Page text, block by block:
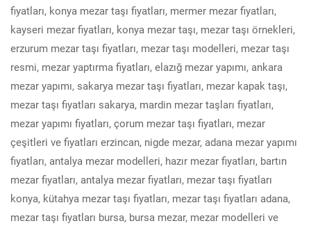
fiyatları, konya mezar taşı fiyatları, mermer mezar fiyatları,
kayseri mezar fiyatları, konya mezar taşı, mezar taşı örnekleri,
erzurum mezar taşı fiyatları, mezar taşı modelleri, mezar taşı
resmi, mezar yaptırma fiyatları, elazığ mezar yapımı, ankara
mezar yapımı, sakarya mezar taşı fiyatları, mezar kapak taşı,
mezar taşı fiyatları sakarya, mardin mezar taşları fiyatları,
mezar yapımı fiyatları, çorum mezar taşı fiyatları, mezar
çeşitleri ve fiyatları erzincan, nigde mezar, adana mezar yapımı
fiyatları, antalya mezar modelleri, hazır mezar fiyatları, bartın
mezar fiyatları, antalya mezar fiyatları, mezar taşı fiyatları
konya, kütahya mezar taşı fiyatları, mezar taşı fiyatları adana,
mezar taşı fiyatları bursa, bursa mezar, mezar modelleri ve